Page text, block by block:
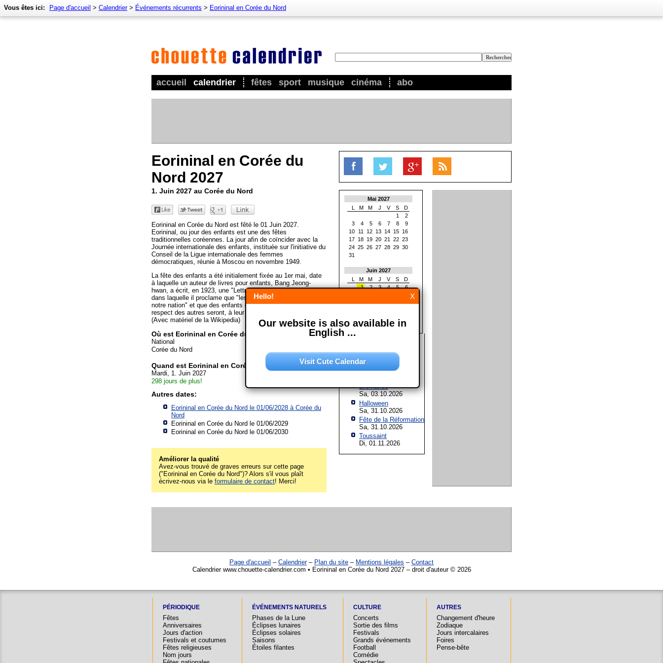
accueil calendrier fêtes sport musique cinéma abo
Vous êtes ici: Page d'accueil > Calendrier> Événements récurrents > Eorininal en Corée du Nord
Eorininal en Corée du
Nord 2027
1. Juin 2027 au Corée du Nord
Eorininal en Corée du Nord est fêté le 01 Juin 2027.
Eorininal, ou jour des enfants est une des fêtes
traditionnelles coréennes. La jour afin de coïncider avec la
Journée internationale des enfants, instituée sur l'initiative du
Conseil de la Ligue internationale des femmes
démocratiques, réunie à Moscou en novembre 1949.
La fête des enfants a été initialement fixée au 1er mai, date
à laquelle un auteur de livres pour enfants, Bang Jeong-
hwan, a écrit, en 1923, une "Lettre ouverte aux adultes",
dans laquelle il proclame que "les enfants sont le futur de
notre nation" et que des enfants qui grandissent dans le
respect des autres seront, à leur tour, respectueux d'autrui.
(Avec matériel de la Wikipedia)
Où est Eorininal en Corée du Nord?
National
Corée du Nord
Quand est Eorininal en Corée du Nord?
Mardi, 1. Juin 2027
298 jours de plus!
Autres dates:
Eorininal en Corée du Nord le 01/06/2028 à Corée du
Nord
Eorininal en Corée du Nord le 01/06/2029
Eorininal en Corée du Nord le 01/06/2030
Améliorer la qualité
Avez-vous trouvé de graves erreurs sur cette page
("Eorininal en Corée du Nord")? Alors s'il vous plaît
écrivez-nous via le formulaire de contact! Merci!
Mai 2027
L
M M J V S
D
1
2
3
4 5 6 7 8
9
10
11 12 13 14 15 16
17 18 19 20 21 22 23
24 25 26 27 28 29 30
31
Juin 2027
L
M M J V S
D
1
2 3 4 5
6
14 15 16 17 18 19 20
30
Assomption de Marie
Sa, 15.08.2026
allemande
Sa, 03.10.2026
Halloween
Sa, 31.10.2026
Fête de la Réformation
Sa, 31.10.2026
Toussaint
Di, 01.11.2026
Page d'accueil – Calendrier– Plan du site – Mentions légales – Contact
Calendrier www.chouette-calendrier.com • Eorininal en Corée du Nord 2027 – droit d'auteur © 2026
PÉRIODIQUE
Fêtes
Anniversaires
Jours d'action
Festivals et coutumes
Fêtes religieuses
Nom jours
ÉVÉNEMENTS NATURELS
Phases de la Lune
Éclipses lunaires
Éclipses solaires
Saisons
Étoiles filantes
CULTURE
Concerts
Sortie des films
Festivals
Grands événements
Football
Comédie
AUTRES
Changement d'heure
Zodiaque
Jours intercalaires
Foires
Pense-bête
X
Hello!
Our website is also available in
English ...
Visit Cute Calendar